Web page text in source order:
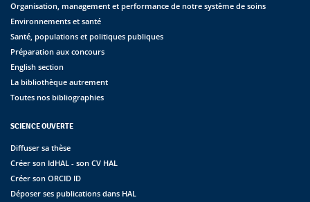
Organisation, management et performance de notre système de soins
Environnements et santé
Santé, populations et politiques publiques
Préparation aux concours
English section
La bibliothèque autrement
Toutes nos bibliographies
SCIENCE OUVERTE
Diffuser sa thèse
Créer son IdHAL - son CV HAL
Créer son ORCID ID
Déposer ses publications dans HAL